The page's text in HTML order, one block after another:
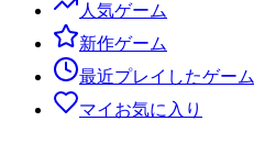
人気ゲーム
新作ゲーム
最近プレイしたゲーム
マイお気に入り